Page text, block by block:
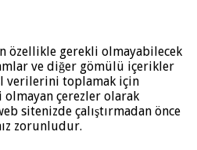
özellikle gerekli olmayabilecek
ve diğer gömülü içerikler
verilerini toplamak için
olmayan çerezler olarak
sitenizde çalıştırmadan önce
zorunludur.